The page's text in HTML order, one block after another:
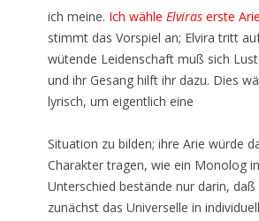
ich meine. Ich wähle Elviras erste
stimmt das Vorspiel an; Elvira tritt
wütende Leidenschaft muß sich Lust
und ihr Gesang hilft ihr dazu. Dies
lyrisch, um eigentlich eine
Situation zu bilden; ihre Arie würde
Charakter tragen, wie ein Monolog
Unterschied bestände nur darin,
zunächst das Universelle in